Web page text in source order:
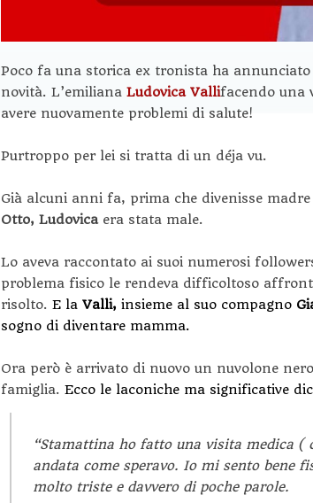
Poco fa una storica ex tronista ha
novità. L’emiliana Ludovica Vallifacendo una
avere nuovamente problemi di salute!
Purtroppo per lei si tratta di un déja vu.
Già alcuni anni fa, prima che divenisse
Otto, Ludovica era stata male.
Lo aveva raccontato ai suoi numerosi
problema fisico le rendeva difficoltoso
risolto. E la Valli, insieme al suo compagno
sogno di diventare mamma.
Ora però è arrivato di nuovo un nuvolone
famiglia. Ecco le laconiche ma significative
“Stamattina ho fatto una visita medica
andata come speravo. Io mi sento bene
molto triste e davvero di poche parole.